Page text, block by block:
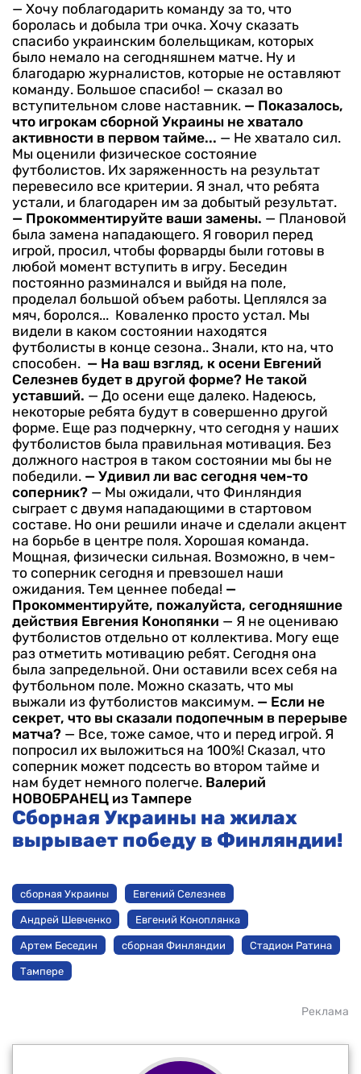
— Хочу поблагодарить команду за то, что
боролась и добыла три очка. Хочу сказать
спасибо украинским болельщикам, которых
было немало на сегодняшнем матче. Ну и
благодарю журналистов, которые не оставляют
команду. Большое спасибо! — сказал во
вступительном слове наставник. — Показалось,
что игрокам сборной Украины не хватало
активности в первом тайме... — Не хватало сил.
Мы оценили физическое состояние
футболистов. Их заряженность на результат
перевесило все критерии. Я знал, что ребята
устали, и благодарен им за добытый результат.
— Прокомментируйте ваши замены. — Плановой
была замена нападающего. Я говорил перед
игрой, просил, чтобы форварды были готовы в
любой момент вступить в игру. Беседин
постоянно разминался и выйдя на поле,
проделал большой объем работы. Цеплялся за
мяч, боролся... Коваленко просто устал. Мы
видели в каком состоянии находятся
футболисты в конце сезона.. Знали, кто на, что
способен. — На ваш взгляд, к осени Евгений
Селезнев будет в другой форме? Не такой
уставший. — До осени еще далеко. Надеюсь,
некоторые ребята будут в совершенно другой
форме. Еще раз подчеркну, что сегодня у наших
футболистов была правильная мотивация. Без
должного настроя в таком состоянии мы бы не
победили. — Удивил ли вас сегодня чем-то
соперник? — Мы ожидали, что Финляндия
сыграет с двумя нападающими в стартовом
составе. Но они решили иначе и сделали акцент
на борьбе в центре поля. Хорошая команда.
Мощная, физически сильная. Возможно, в чем-
то соперник сегодня и превзошел наши
ожидания. Тем ценнее победа! —
Прокомментируйте, пожалуйста, сегодняшние
действия Евгения Конопянки — Я не оцениваю
футболистов отдельно от коллектива. Могу еще
раз отметить мотивацию ребят. Сегодня она
была запредельной. Они оставили всех себя на
футбольном поле. Можно сказать, что мы
выжали из футболистов максимум. — Если не
секрет, что вы сказали подопечным в перерыве
матча? — Все, тоже самое, что и перед игрой. Я
попросил их выложиться на 100%! Сказал, что
соперник может подсесть во втором тайме и
нам будет немного полегче. Валерий
НОВОБРАНЕЦ из Тампере
Сборная Украины на жилах
вырывает победу в Финляндии!
сборная Украины Евгений Селезнев
Андрей Шевченко Евгений Коноплянка
Артем Беседин сборная Финляндии Стадион Ратина
Тампере
Реклама